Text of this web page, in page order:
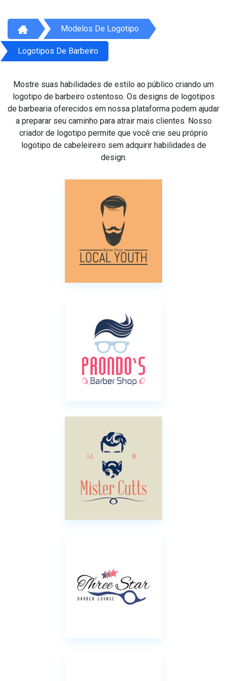
Modelos De Logotipo
Logotipos De Barbeiro
Mostre suas habilidades de estilo ao público criando um
logotipo de barbeiro ostentoso. Os designs de logotipos
de barbearia oferecidos em nossa plataforma podem ajudar
a preparar seu caminho para atrair mais clientes. Nosso
criador de logotipo permite que você crie seu próprio
logotipo de cabeleireiro sem adquirir habilidades de
design.